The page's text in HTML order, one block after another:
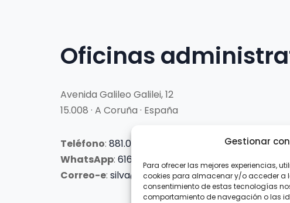
Gestionar
Para ofrecer las mejores experiencias,
cookies para almacenar y/o acceder a
consentimiento de estas tecnologías
comportamiento de navegación o las
Oficinas
Avenida Galileo Galilei, 12
15.008 · A Coruña · España
Teléfono: 881.069.303
WhatsApp: 616.897.466
Correo-e: silva@clubsilva.com